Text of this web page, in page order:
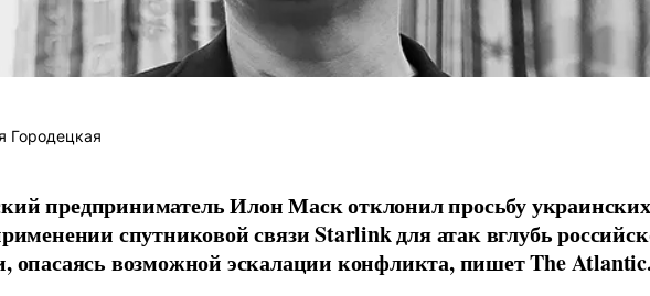
Городецкая
предприниматель Илон Маск отклонил просьбу украинских
спутниковой связи Starlink для атак вглубь
опасаясь возможной эскалации конфликта, пишет The Atlantic.